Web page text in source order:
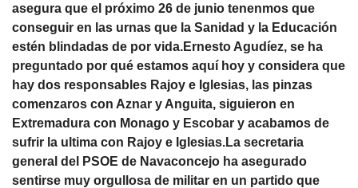
asegura que el próximo 26 de junio tenenmos que
conseguir en las urnas que la Sanidad y la Educación
estén blindadas de por vida.Ernesto Agudíez, se ha
preguntado por qué estamos aquí hoy y considera que
hay dos responsables Rajoy e Iglesias, las pinzas
comenzaros con Aznar y Anguita, siguieron en
Extremadura con Monago y Escobar y acabamos de
sufrir la ultima con Rajoy e Iglesias.La secretaria
general del PSOE de Navaconcejo ha asegurado
sentirse muy orgullosa de militar en un partido que